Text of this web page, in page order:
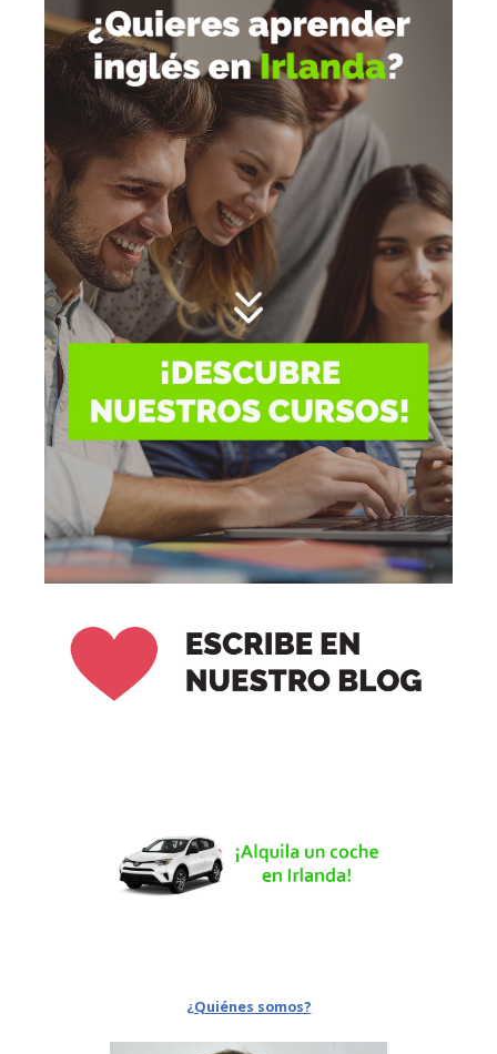
¿Quiénes somos?